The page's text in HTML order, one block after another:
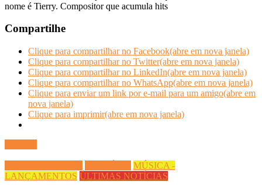
nome é Tierry. Compositor que acumula hits
Compartilhe
Clique para compartilhar no Facebook(abre em nova janela)
Clique para compartilhar no Twitter(abre em nova janela)
Clique para compartilhar no LinkedIn(abre em nova janela)
Clique para compartilhar no WhatsApp(abre em nova janela)
Clique para enviar um link por e-mail para um amigo(abre em
nova janela)
Clique para imprimir(abre em nova janela)
MÚSICA -
LANÇAMENTOS ÚLTIMAS NOTÍCIAS